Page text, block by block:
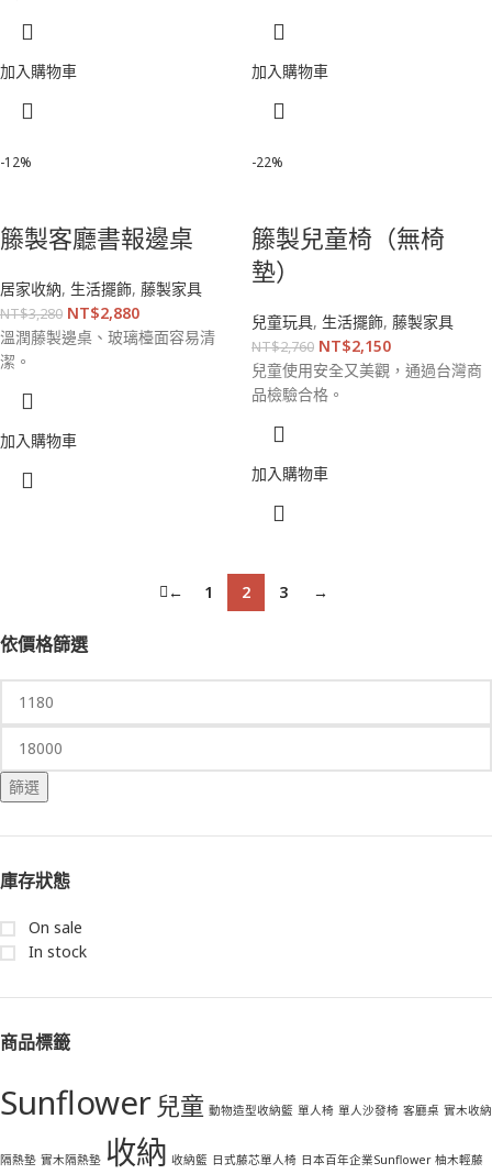
依價格篩選
篩選
庫存狀態
On sale
In stock
商品標籤
Sunflower 兒童 動物造型收納籃 單人椅 單人沙發椅 客廳桌 實木收納
隔熱墊 實木隔熱墊 收納 收納籃 日式藤芯單人椅 日本百年企業Sunflower 柚木輕藤
加入購物車 加入購物車
-12%
籐製客廳書報邊桌
居家收納, 生活擺飾, 藤製家具
NT$3,280 NT$2,880
溫潤藤製邊桌、玻璃檯面容易清
潔。
加入購物車
-22%
籐製兒童椅（無椅
墊）
兒童玩具, 生活擺飾, 藤製家具
NT$2,760 NT$2,150
兒童使用安全又美觀，通過台灣商
品檢驗合格。
加入購物車
← 1 2 3 →